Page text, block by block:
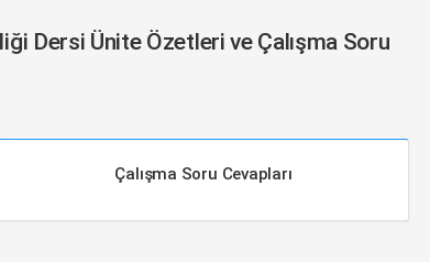
Dersi Ünite Özetleri ve Çalışma Soru
Çalışma Soru Cevapları